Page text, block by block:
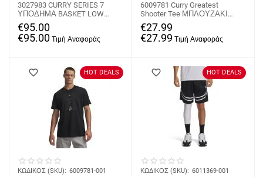
3027983 CURRY SERIES 7
ΥΠΟΔΗΜΑ BASKET LOW
UNDER ARMOUR
€95.00
€95.00
6009781 Curry Greatest
Shooter Tee ΜΠΛΟΥΖΑΚΙ
ΚΟΝΤΟΜΑΝΙΚΟ UNDER
ARMOUR
€27.99
€27.99
HOT DEALS
ΚΩΔΙΚΟΣ (SKU): 6009781-001
HOT DEALS
ΚΩΔΙΚΟΣ (SKU): 6011369-001